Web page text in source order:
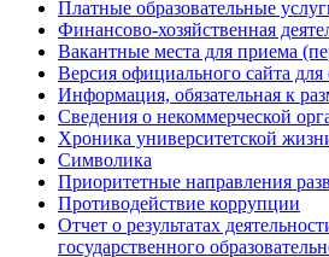
Платные образовательные
Финансово-хозяйственная
Вакантные места для приема
Версия официального сайта
Информация, обязательная к
Сведения о некоммерческой
Хроника университетской
Символика
Приоритетные направления
Противодействие коррупции
Отчет о результатах
государственного